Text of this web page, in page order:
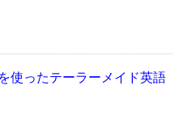
使ったテーラーメイド英語